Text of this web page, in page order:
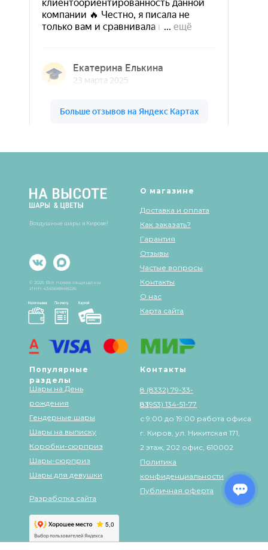
О магазине
Доставка и оплата
Популярные
разделы
Шары на День
рождения
Контакты
© 2025 Все права защищены
Как заказать?
Гарантия
Отзывы
Частые вопросы
Контакты
О нас
Гендерные шары
Шары на выписку
Коробки-сюрприз
Шары-сюрприз
Шары для девушки
8 (8332) 79-33-
83
8 (953) 134-51-77
с 9:00 до 19:00 работа офиса
г. Киров, ул. Никитская 171,
2 этаж, 202 офис, 610002
ИНН 434568848226
Политика
конфиденциальности
Публичная оферта
Карта сайта
Воздушные шары в Кирове!
Разработка сайта